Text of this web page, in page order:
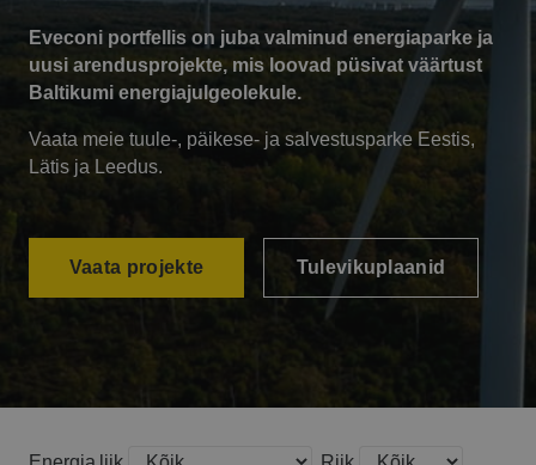
Eveconi portfellis on juba valminud energiaparke ja
uusi arendusprojekte, mis loovad püsivat väärtust
Baltikumi energiajulgeolekule.
Vaata meie tuule-, päikese- ja salvestusparke Eestis,
Lätis ja Leedus.
Vaata projekte Tulevikuplaanid